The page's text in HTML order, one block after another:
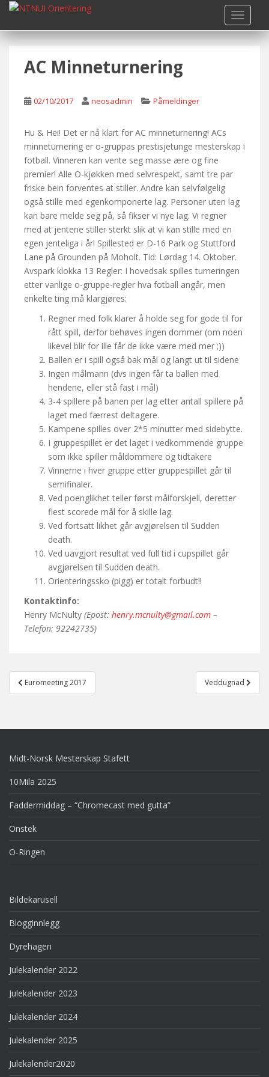
i
AC Minneturnering
02/10/2017 neosadmin Påmeldinger
Hu & Hei! Det er nå klart for AC minneturnering! ACs
minneturnering er o-gruppas prestisjetunge mesterskap i
fotball. Vinneren kan vente seg masse ære og fine
premier! Alle O-kjøkken med selvrespekt, samt tre par
friske bein forventes at stiller. Andre kan selvfølgelig
også stille med egenkomponerte lag. Personer uten lag
kan bare melde seg på, så fikser vi nye lag. Vi regner
med at jentene stiller sterkt slik at vi kan stille med en
egen jenteliga i år! Spillested er D-16 Park og Stuttford
Lane på Grounden på Moholt. Tid: Lørdag 14. Oktober.
Avspark klokka 13 Regler: I hovedsak spilles turneringen
etter vanlige o-gruppe-regler hva fotball angår, men
enkelte ting må klargjøres:
Regner med folk klarer å holde seg for gode til for
rått spill, derfor behøves ingen dommer (om noen
likevel blir for ille får de ikke være med mer ;))
Ballen er i spill også bak mål og langt ut til sidene
Ingen målmann (dvs ingen får ta ballen med
hendene, eller stå fast i mål)
3-4 spillere på banen per lag etter antall spillere på
laget med færrest deltagere.
Kampene spilles over 2*5 minutter med sidebytte.
I gruppespillet er det laget i vedkommende gruppe
som ikke spiller måldommere og tidtakere
Vinnerne i hver gruppe etter gruppespillet går til
semifinaler.
Ved poenglikhet teller først målforskjell, deretter
flest scorede mål for å skille lag.
Ved fortsatt likhet går avgjørelsen til Sudden
death.
Ved uavgjort resultat ved full tid i cupspillet går
avgjørelsen til Sudden death.
Orienteringssko (pigg) er totalt forbudt!!
Kontaktinfo:
Henry McNulty (Epost: henry.mcnulty@gmail.com –
Telefon: 92242735)
Post
navigation
Euromeeting 2017 Veddugnad
Midt-Norsk Mesterskap Stafett
10Mila 2025
Faddermiddag – “Chromecast med gutta”
Onstek
O-Ringen
Bildekarusell
Blogginnlegg
Dyrehagen
Julekalender 2022
Julekalender 2023
Julekalender 2024
Julekalender 2025
Julekalender2020